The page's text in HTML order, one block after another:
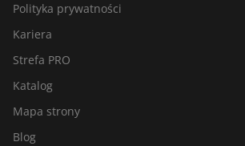
Polityka prywatności
Kariera
Strefa PRO
Katalog
Mapa strony
Blog